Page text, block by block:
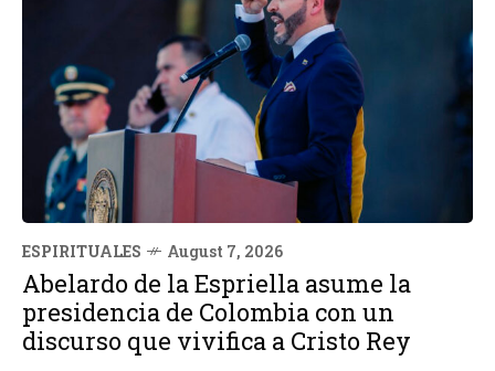
ESPIRITUALES August 7, 2026
Abelardo de la Espriella asume la
presidencia de Colombia con un
discurso que vivifica a Cristo Rey